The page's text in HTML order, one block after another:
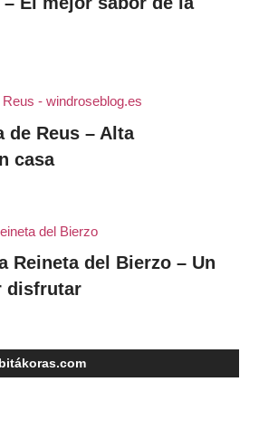
de Reus – Alta
casa
Reineta del Bierzo – Un
disfrutar